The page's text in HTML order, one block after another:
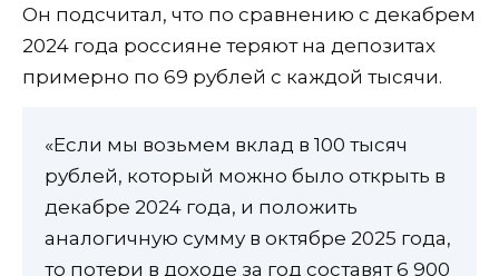
Он подсчитал, что по сравнению с декабрем
2024 года россияне теряют на депозитах
примерно по 69 рублей с каждой тысячи.
«Если мы возьмем вклад в 100 тысяч
рублей, который можно было открыть в
декабре 2024 года, и положить
аналогичную сумму в октябре 2025 года,
то потери в доходе за год составят 6 900